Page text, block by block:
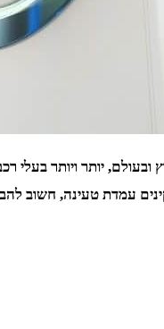
ובעולם, יותר ויותר
עמדת טעינה, חשוב